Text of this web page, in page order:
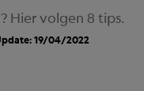
Hier volgen 8 tips.
19/04/2022